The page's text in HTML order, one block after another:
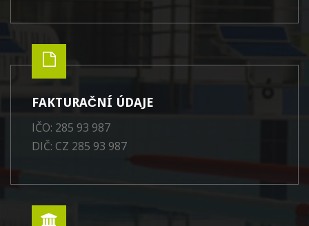
FAKTURAČNÍ ÚDAJE
IČO: 285 93 987
DIČ: CZ 285 93 987